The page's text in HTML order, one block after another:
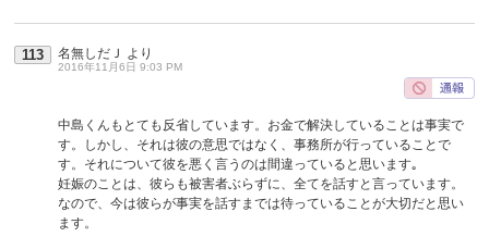
113 名無しだＪ より
2016年11月6日 9:03 PM
中島くんもとても反省しています。お金で解決していることは事実で
す。しかし、それは彼の意思ではなく、事務所が行っていることで
す。それについて彼を悪く言うのは間違っていると思います｡
妊娠のことは、彼らも被害者ぶらずに、全てを話すと言っています。
なので、今は彼らが事実を話すまでは待っていることが大切だと思い
ます。